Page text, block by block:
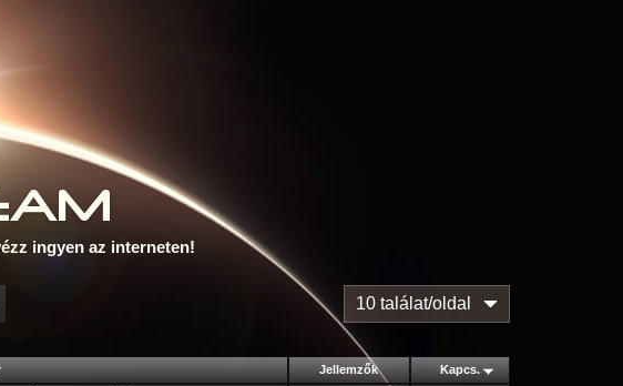
ingyen az interneten!
10 találat/oldal
Jellemzők Kapcs.